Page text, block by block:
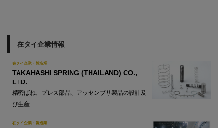
在タイ企業情報
在タイ企業・製造業
TAKAHASHI SPRING (THAILAND) CO.,
LTD.
精密ばね、プレス部品、アッセンブリ製品の設計及
び生産
在タイ企業・製造業